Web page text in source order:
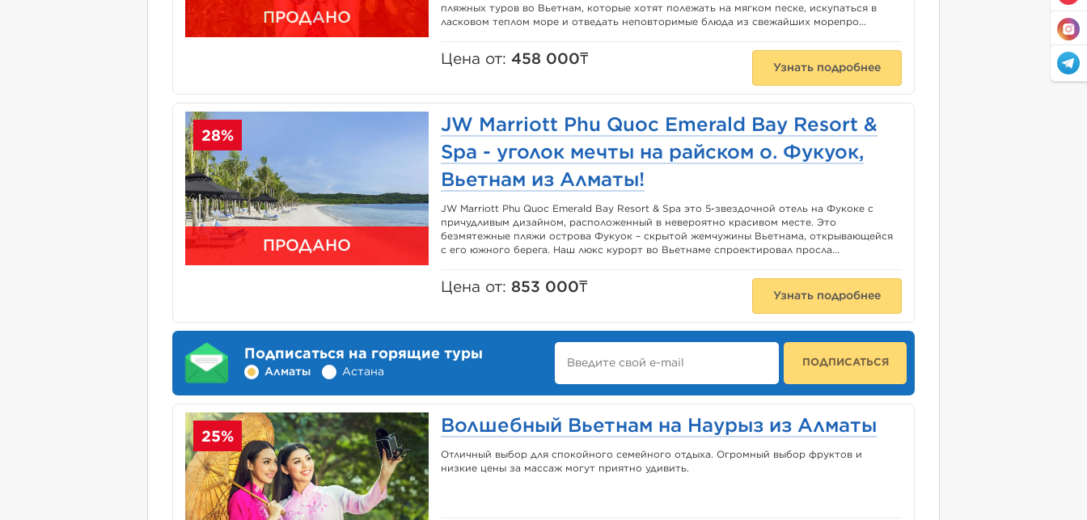
ПРОДАНО
пляжных туров во Вьетнам, которые хотят полежать на мягком песке, искупаться в
ласковом теплом море и отведать неповторимые блюда из свежайших морепро...
Цена от:458 000₸
Узнать подробнее
28%
ПРОДАНО
JW Marriott Phu Quoc Emerald Bay Resort &
Spa - уголок мечты на райском о. Фукуок,
Вьетнам из Алматы!
JW Marriott Phu Quoc Emerald Bay Resort & Spa это 5-звездочной отель на Фукоке с
причудливым дизайном, расположенный в невероятно красивом месте. Это
безмятежные пляжи острова Фукуок – скрытой жемчужины Вьетнама, открывающейся
с его южного берега. Наш люкс курорт во Вьетнаме спроектировал просла...
Цена от: 853 000₸
Узнать подробнее
Подписаться на горящие туры
Алматы Астана
ПОДПИСАТЬСЯ
25%
Волшебный Вьетнам на Наурыз из Алматы
Отличный выбор для спокойного семейного отдыха. Огромный выбор фруктов и
низкие цены за массаж могут приятно удивить.